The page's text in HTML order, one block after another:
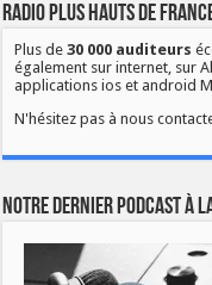
Radio Plus Hauts de
Plus de30 000 auditeurs
également sur internet, sur
applications ios et android
N'hésitez pas à nous
Notre dernier podcast à